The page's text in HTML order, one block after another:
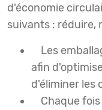
d'économie
suivants : réduire,
Les
afin
d'éliminer les
Chaque fois